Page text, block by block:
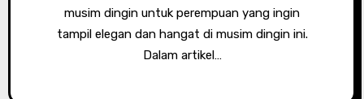
musim dingin untuk perempuan yang ingin
tampil elegan dan hangat di musim dingin ini.
Dalam artikel…